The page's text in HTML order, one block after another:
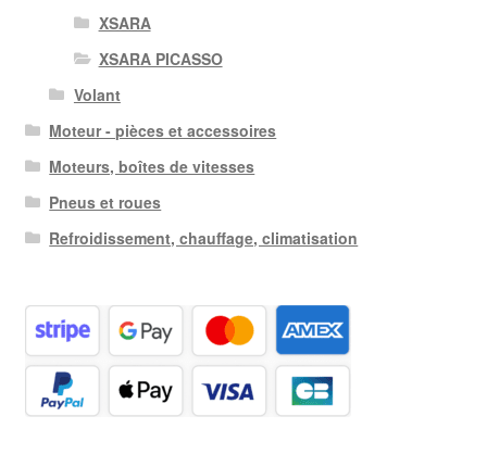
XSARA
XSARA PICASSO
Volant
Moteur - pièces et accessoires
Moteurs, boîtes de vitesses
Pneus et roues
Refroidissement, chauffage, climatisation